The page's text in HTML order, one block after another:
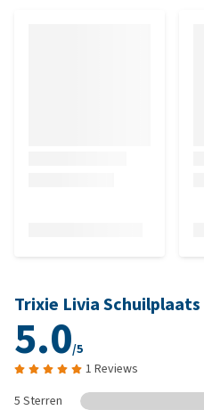
Trixie Livia
5.0/5
1 Reviews
5 Sterren